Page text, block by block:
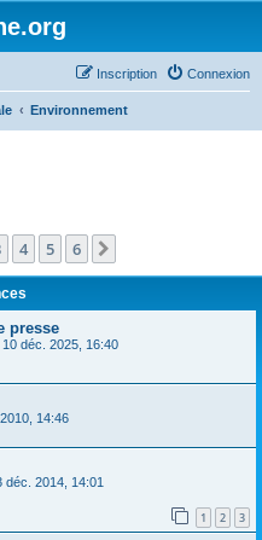
Connexion
Inscription
Environnement
4 5 6
presse
10 déc. 2025, 16:40
14:46
déc. 2014, 14:01
1 2 3